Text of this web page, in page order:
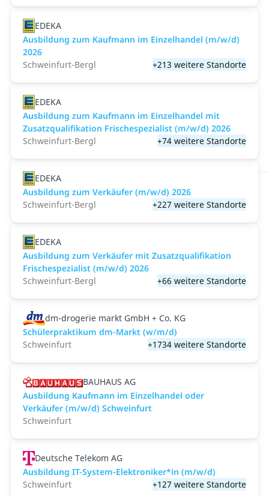
EDEKA
Ausbildung zum Kaufmann im Einzelhandel (m/w/d)
2026
Schweinfurt-Bergl
+213 weitere Standorte
EDEKA
Ausbildung zum Kaufmann im Einzelhandel mit
Zusatzqualifikation Frischespezialist (m/w/d) 2026
Schweinfurt-Bergl
+74 weitere Standorte
EDEKA
Ausbildung zum Verkäufer (m/w/d) 2026
Schweinfurt-Bergl
+227 weitere Standorte
EDEKA
Ausbildung zum Verkäufer mit Zusatzqualifikation
Frischespezialist (m/w/d) 2026
Schweinfurt-Bergl
+66 weitere Standorte
dm-drogerie markt GmbH + Co. KG
Schülerpraktikum dm-Markt (w/m/d)
Schweinfurt
+1734 weitere Standorte
BAUHAUS AG
Ausbildung Kaufmann im Einzelhandel oder
Verkäufer (m/w/d) Schweinfurt
Schweinfurt
Deutsche Telekom AG
Ausbildung IT-System-Elektroniker*in (m/w/d)
Schweinfurt
+127 weitere Standorte